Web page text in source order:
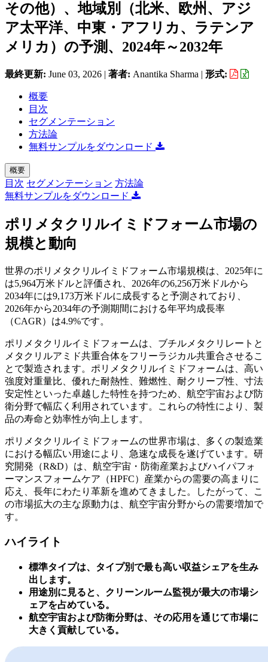
その他）、地域別（北米、欧州、アジ
ア太平洋、中東・アフリカ、ラテンア
メリカ）の予測、2024年～2032年
最終更新: June 03, 2026 | 著者: Anantika Sharma | 形式:
概要
目次
セグメンテーション
方法論
無料サンプルをダウンロード
概要
目次 セグメンテーション 方法論
無料サンプルをダウンロード
ポリメタクリルイミドフォーム市場の
規模と動向
世界のポリメタクリルイミドフォーム市場規模は、2025年に
は5,964万米ドルと評価され、2026年の6,256万米ドルから
2034年には9,173万米ドルに成長すると予測されており、
2026年から2034年の予測期間における年平均成長率
（CAGR）は4.9%です。
ポリメタクリルイミドフォームは、ブチルメタクリレートと
メタクリルアミド共重合体をフリーラジカル共重合させるこ
とで製造されます。ポリメタクリルイミドフォームは、高い
強度対重量比、優れた耐熱性、難燃性、耐クリープ性、寸法
安定性といった卓越した特性を持つため、航空宇宙および防
衛分野で幅広く利用されています。これらの特性により、製
品の寿命と効率性が向上します。
ポリメタクリルイミドフォームの世界市場は、多くの製造業
における幅広い用途により、急速な成長を遂げています。研
究開発（R&D）は、航空宇宙・防衛産業およびハイパフォ
ーマンスフォームケア（HPFC）産業からの需要の高まりに
応え、長年にわたり革新を進めてきました。したがって、こ
の市場拡大の主な原動力は、航空宇宙分野からの需要増加で
す。
ハイライト
標準タイプは、タイプ別で最も高い収益シェアを生み
出します。
用途別に見ると、クリーンルーム監視が最大の市場シ
ェアを占めている。
航空宇宙および防衛分野は、その応用を通じて市場に
大きく貢献している。